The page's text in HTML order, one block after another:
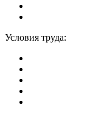
Условия труда: